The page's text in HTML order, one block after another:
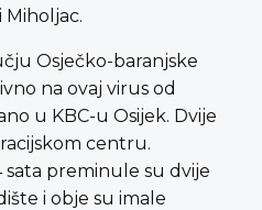
Miholjac.
Osječko-baranjske
na ovaj virus od
u KBC-u Osijek. Dvije
centru.
preminule su dvije
i obje su imale